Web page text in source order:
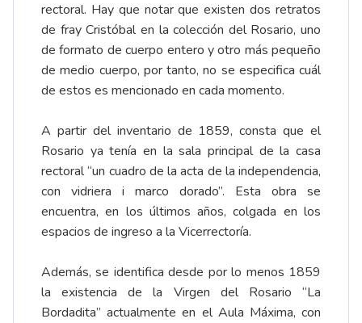
rectoral. Hay que notar que existen dos retratos
de fray Cristóbal en la colección del Rosario, uno
de formato de cuerpo entero y otro más pequeño
de medio cuerpo, por tanto, no se especifica cuál
de estos es mencionado en cada momento.
A partir del inventario de 1859, consta que el
Rosario ya tenía en la sala principal de la casa
rectoral “un cuadro de la acta de la independencia,
con vidriera i marco dorado”. Esta obra se
encuentra, en los últimos años, colgada en los
espacios de ingreso a la Vicerrectoría.
Además, se identifica desde por lo menos 1859
la existencia de la Virgen del Rosario “La
Bordadita” actualmente en el Aula Máxima, con